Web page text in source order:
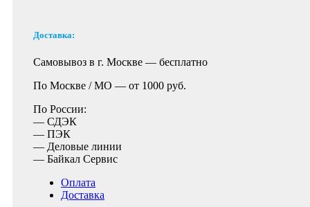
Доставка:
Самовывоз в г. Москве — бесплатно
По Москве / МО — от 1000 руб.
По России:
— СДЭК
— ПЭК
— Деловые линии
— Байкал Сервис
Оплата
Доставка